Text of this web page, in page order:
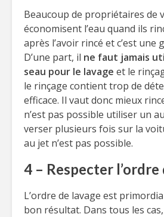
Beaucoup de propriétaires de
économisent l’eau quand ils
après l’avoir rincé et c’est une
D’une part, il ne faut jamais
seau pour le lavage et le
le rinçage contient trop de
efficace. Il vaut donc mieux
n’est pas possible utiliser un
verser plusieurs fois sur la
au jet n’est pas possible.
4 – Respecter l’ordre
L’ordre de lavage est
bon résultat. Dans tous les